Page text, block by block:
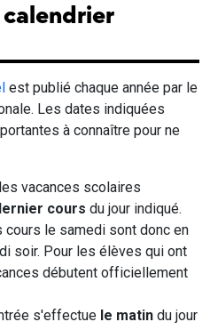
est publié chaque année par le
Les dates indiquées
à connaître pour ne
vacances scolaires
cours du jour indiqué.
cours le samedi sont donc en
soir. Pour les élèves qui ont
débutent officiellement
s'effectue le matin du jour